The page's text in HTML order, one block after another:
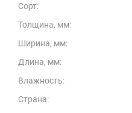
Сорт:
Толщина, мм:
Ширина, мм:
Длина, мм:
Влажность:
Страна: